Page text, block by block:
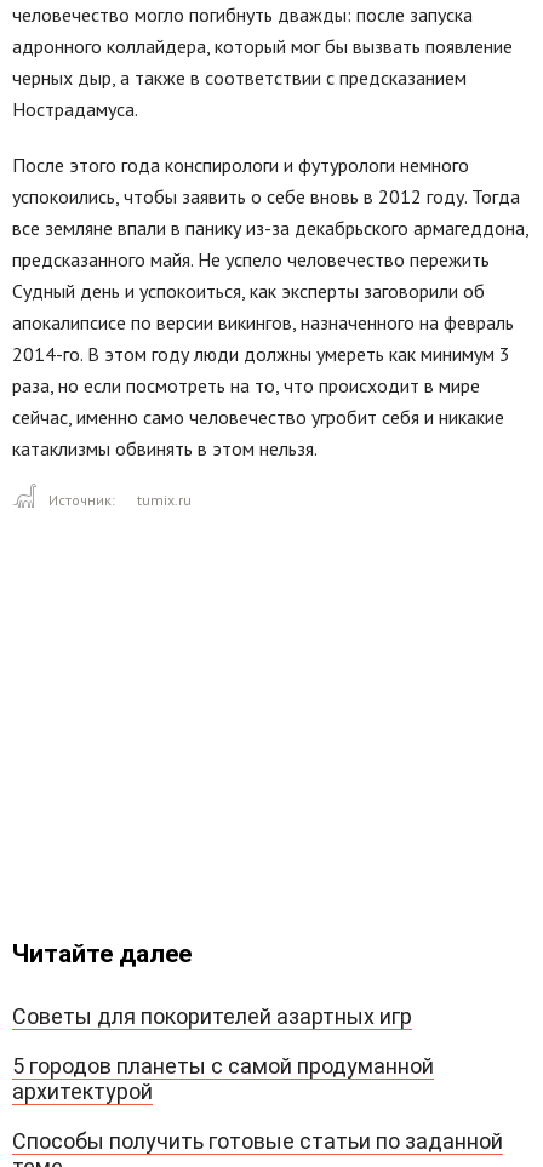
человечество могло погибнуть дважды: после запуска
адронного коллайдера, который мог бы вызвать появление
черных дыр, а также в соответствии с предсказанием
Нострадамуса.
После этого года конспирологи и футурологи немного
успокоились, чтобы заявить о себе вновь в 2012 году. Тогда
все земляне впали в панику из-за декабрьского армагеддона,
предсказанного майя. Не успело человечество пережить
Судный день и успокоиться, как эксперты заговорили об
апокалипсисе по версии викингов, назначенного на февраль
2014-го. В этом году люди должны умереть как минимум 3
раза, но если посмотреть на то, что происходит в мире
сейчас, именно само человечество угробит себя и никакие
катаклизмы обвинять в этом нельзя.
Источник: tumix.ru
Читайте далее
Советы для покорителей азартных игр
5 городов планеты с самой продуманной
архитектурой
Способы получить готовые статьи по заданной